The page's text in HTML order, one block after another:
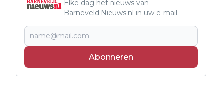
Elke dag het nieuws van
Barneveld.Nieuws.nl in uw e-mail.
Abonneren